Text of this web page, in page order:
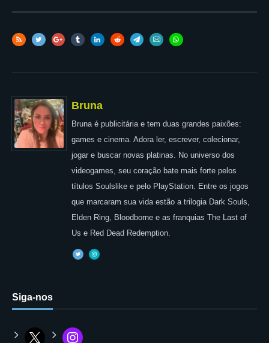
Bruna
Bruna é publicitária e tem duas grandes paixões:
games e cinema. Adora ler, escrever, colecionar,
jogar e buscar novas platinas. No universo dos
videogames, seu coração bate mais forte pelos
títulos Soulslike e pelo PlayStation. Entre os jogos
que marcaram sua vida estão a trilogia Dark Souls,
Elden Ring, Bloodborne e as franquias The Last of
Us e Red Dead Redemption.
Siga-nos